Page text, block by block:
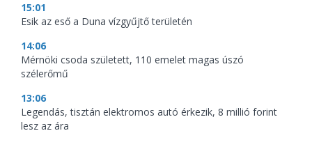
15:01
Esik az eső a Duna vízgyűjtő területén
14:06
Mérnöki csoda született, 110 emelet magas úszó
szélerőmű
13:06
Legendás, tisztán elektromos autó érkezik, 8 millió forint
lesz az ára